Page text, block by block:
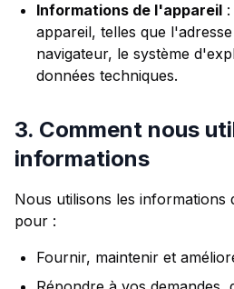
Informations de l'appareil
appareil, telles que
navigateur, le système
données techniques.
3. Comment nous
informations
Nous utilisons les informations
pour :
Fournir, maintenir et